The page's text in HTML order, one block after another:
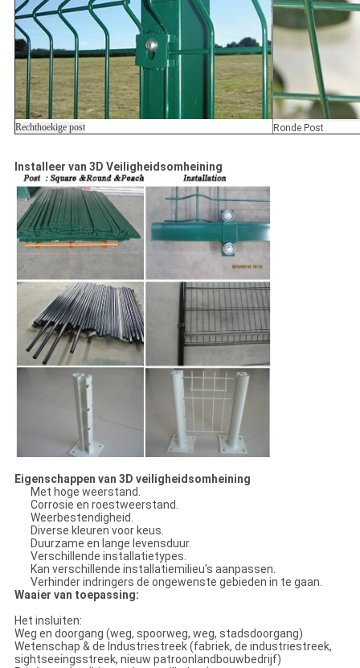
Rechthoekige post Ronde Post
Installeer van 3D Veiligheidsomheining
Eigenschappen van 3D veiligheidsomheining
Met hoge weerstand.
Corrosie en roestweerstand.
Weerbestendigheid.
Diverse kleuren voor keus.
Duurzame en lange levensduur.
Verschillende installatietypes.
Kan verschillende installatiemilieu's aanpassen.
Verhinder indringers de ongewenste gebieden in te gaan.
Waaier van toepassing:
Het insluiten:
Weg en doorgang (weg, spoorweg, weg, stadsdoorgang)
Wetenschap & de Industriestreek (fabriek, de industriestreek,
sightseeingsstreek, nieuw patroonlandbouwbedrijf)